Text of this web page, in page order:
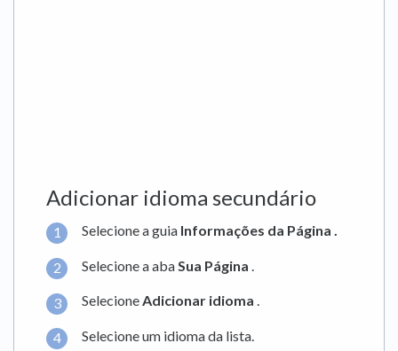
Adicionar idioma secundário
Selecione a guia Informações da Página .
Selecione a abaSua Página .
SelecioneAdicionar idioma .
Selecione um idioma da lista.